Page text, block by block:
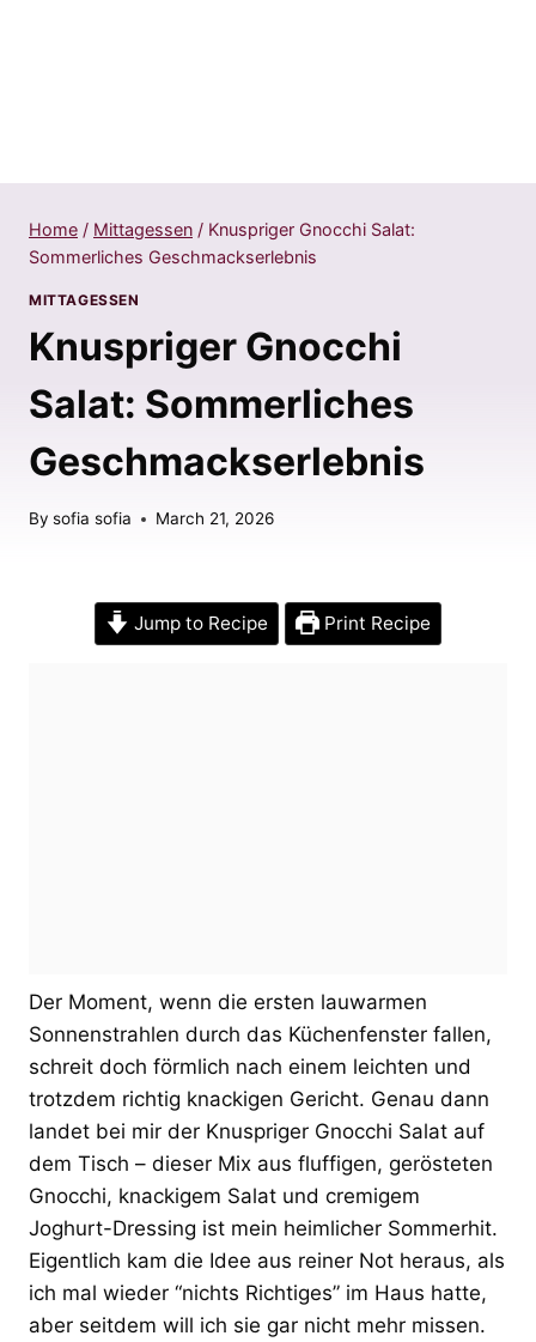
Home / Mittagessen / Knuspriger Gnocchi Salat:
Sommerliches Geschmackserlebnis
MITTAGESSEN
Knuspriger Gnocchi
Salat: Sommerliches
Geschmackserlebnis
By sofia sofia March 21, 2026
Jump to Recipe Print Recipe
Der Moment, wenn die ersten lauwarmen
Sonnenstrahlen durch das Küchenfenster fallen,
schreit doch förmlich nach einem leichten und
trotzdem richtig knackigen Gericht. Genau dann
landet bei mir der Knuspriger Gnocchi Salat auf
dem Tisch – dieser Mix aus fluffigen, gerösteten
Gnocchi, knackigem Salat und cremigem
Joghurt-Dressing ist mein heimlicher Sommerhit.
Eigentlich kam die Idee aus reiner Not heraus, als
ich mal wieder “nichts Richtiges” im Haus hatte,
aber seitdem will ich sie gar nicht mehr missen.